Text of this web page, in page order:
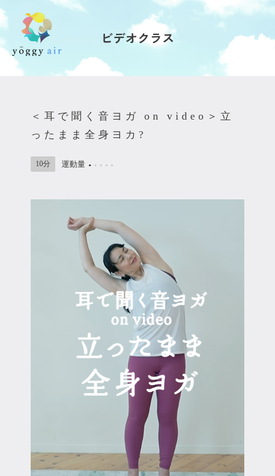
受講の流れ
インストラクター一覧
FAQ / お問い合わせ
yoggy store
yoggy magazine
yoggy mommy
会員規約について
クラス参加にあたっての同意書
特定商取引にかかわる表示
プライバシーポリシー
ビデオクラス
＜耳で聞く音ヨガ on video＞立
ったまま全身ヨカ?
10分 運動量 ● ● ● ● ●